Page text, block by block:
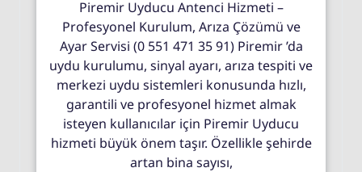
Piremir Uyducu Antenci Hizmeti –
Profesyonel Kurulum, Arıza Çözümü ve
Ayar Servisi (0 551 471 35 91) Piremir ’da
uydu kurulumu, sinyal ayarı, arıza tespiti ve
merkezi uydu sistemleri konusunda hızlı,
garantili ve profesyonel hizmet almak
isteyen kullanıcılar için Piremir Uyducu
hizmeti büyük önem taşır. Özellikle şehirde
artan bina sayısı,